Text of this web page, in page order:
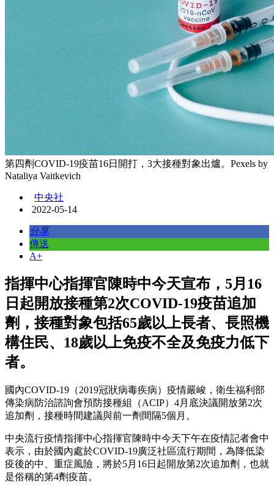
第四劑COVID-19疫苗16日開打，3大接種對象出爐。Pexels by
Nataliya Vaitkevich
中央社
2022-05-14
分享
傳送
A+
指揮中心指揮官陳時中今天宣布，5月16
日起開放接種第2次COVID-19疫苗追加
劑，接種對象包括65歲以上長者、長照機
構住民、18歲以上免疫不全及免疫力低下
者。
國內COVID-19（2019冠狀病毒疾病）疫情嚴峻，衛生福利部
傳染病防治諮詢會預防接種組（ACIP）4月底決議開放第2次
追加劑，接種時間建議與前一劑間隔5個月。
中央流行疫情指揮中心指揮官陳時中今天下午在疫情記者會中
表示，由於國內處於COVID-19廣泛社區流行期間，為降低染
疫後的中、重症風險，將於5月16日起開放第2次追加劑，也就
是俗稱的第4劑疫苗。